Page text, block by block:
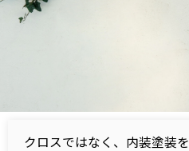
クロスではなく、内装塗装